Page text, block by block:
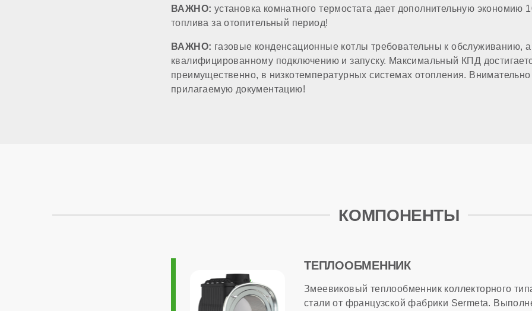
Диаметр дымохода
Диаметр патрубков отопления (резьба)
Модуляция мощности
ВАЖНО: установка комнатного термостата дает дополнительную экономию
топлива за отопительный период!
ВАЖНО: газовые конденсационные котлы требовательны к обслуживанию, а
квалифицированному подключению и запуску. Максимальный КПД
преимущественно, в низкотемпературных системах отопления. Внимательно
прилагаемую документацию!
КОМПОНЕНТЫ
ТЕПЛООБМЕННИК
Змеевиковый теплообменник коллекторного
стали от французской фабрики Sermeta.